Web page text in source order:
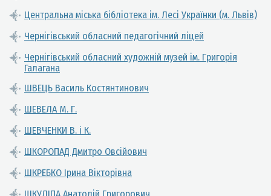
Центральна міська бібліотека ім. Лесі Українки (м. Львів)
Чернігівський обласний педагогічний ліцей
Чернігівський обласний художній музей ім. Григорія
Галагана
ШВЕЦЬ Василь Костянтинович
ШЕВЕЛА М. Г.
ШЕВЧЕНКИ В. і К.
ШКОРОПАД Дмитро Овсійович
ШКРЕБКО Ірина Вікторівна